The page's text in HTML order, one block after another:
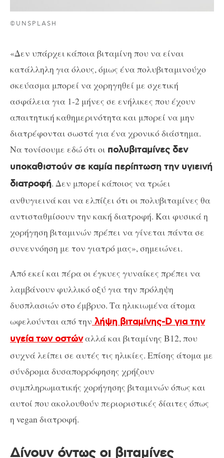
©UNSPLASH
«Δεν υπάρχει κάποια βιταμίνη που να είναι
κατάλληλη για όλους, όμως ένα πολυβιταμινούχο
σκεύασμα μπορεί να χορηγηθεί με σχετική
ασφάλεια για 1-2 μήνες σε ενήλικες που έχουν
απαιτητική καθημερινότητα και μπορεί να μην
διατρέφονται σωστά για ένα χρονικό διάστημα.
Να τονίσουμε εδώ ότι οι πολυβιταμίνες δεν
υποκαθιστούν σε καμία περίπτωση την υγιεινή
διατροφή. Δεν μπορεί κάποιος να τρώει
ανθυγιεινά και να ελπίζει ότι οι πολυβιταμίνες θα
αντισταθμίσουν την κακή διατροφή. Και φυσικά η
χορήγηση βιταμινών πρέπει να γίνεται πάντα σε
συνεννόηση με τον γιατρό μας», σημειώνει.
Από εκεί και πέρα οι έγκυες γυναίκες πρέπει να
λαμβάνουν φυλλικό οξύ για την πρόληψη
δυσπλασιών στο έμβρυο. Τα ηλικιωμένα άτομα
ωφελούνται από την λήψη βιταμίνης-D για την
υγεία των οστώναλλά και βιταμίνης Β12, που
συχνά λείπει σε αυτές τις ηλικίες. Επίσης άτομα με
σύνδρομα δυσαπορρόφησης χρήζουν
συμπληρωματικής χορήγησης βιταμινών όπως και
αυτοί που ακολουθούν περιοριστικές δίαιτες όπως
η vegan διατροφή.
Δίνουν όντως οι βιταμίνες